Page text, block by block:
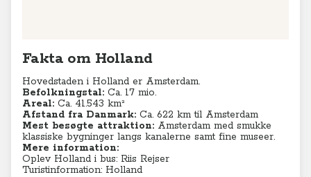
Fakta om Holland
Hovedstaden i Holland er Amsterdam.
Befolkningstal: Ca. 17 mio.
Areal: Ca. 41.543 km²
Afstand fra Danmark: Ca. 622 km til Amsterdam
Mest besøgte attraktion: Amsterdam med smukke
klassiske bygninger langs kanalerne samt fine museer.
Mere information:
Oplev Holland i bus: Riis Rejser
Turistinformation: Holland